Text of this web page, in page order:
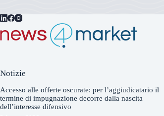
Notizie
Accesso alle offerte oscurate: per l’aggiudicatario il
termine di impugnazione decorre dalla nascita
dell’interesse difensivo